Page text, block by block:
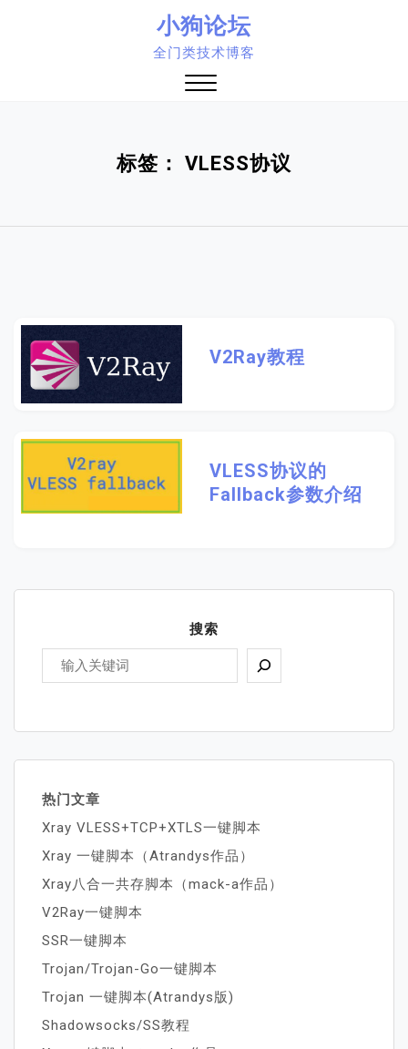
小狗论坛
全门类技术博客
标签： VLESS协议
V2Ray教程
VLESS协议的
Fallback参数介绍
搜索
热门文章
Xray VLESS+TCP+XTLS一键脚本
Xray 一键脚本（Atrandys作品）
Xray八合一共存脚本（mack-a作品）
V2Ray一键脚本
SSR一键脚本
Trojan/Trojan-Go一键脚本
Trojan 一键脚本(Atrandys版)
Shadowsocks/SS教程